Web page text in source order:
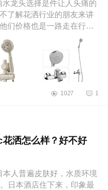
龙头选择是件让人头痛的
了解花洒行业的朋友来讲
们价格也是一路走在行业
1027 1
洒怎么样？好不好
本人普遍皮肤好，水质环境
日本酒店住下来，印象最